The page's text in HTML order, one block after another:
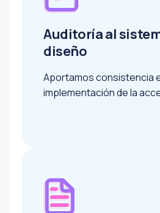
Auditoría al
diseño
Aportamos consistencia
implementación de la